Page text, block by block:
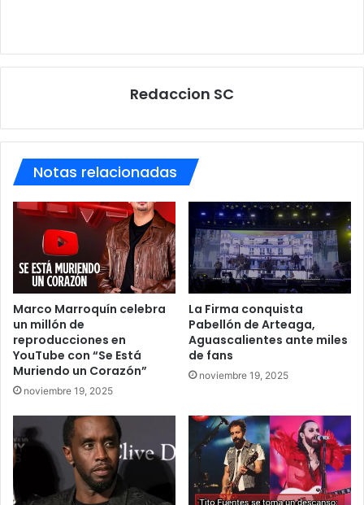
Redaccion SC
Notas relacionadas
Marco Marroquín celebra
un millón de
reproducciones en
YouTube con “Se Está
Muriendo un Corazón”
noviembre 19, 2025
La Firma conquista
Pabellón de Arteaga,
Aguascalientes ante miles
de fans
noviembre 19, 2025